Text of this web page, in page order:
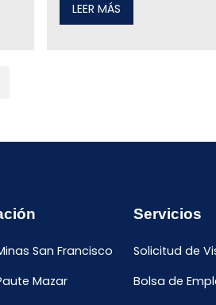
LEER MÁS
San Francisco
Mazar
Servicios
Solicitud de
Bolsa de